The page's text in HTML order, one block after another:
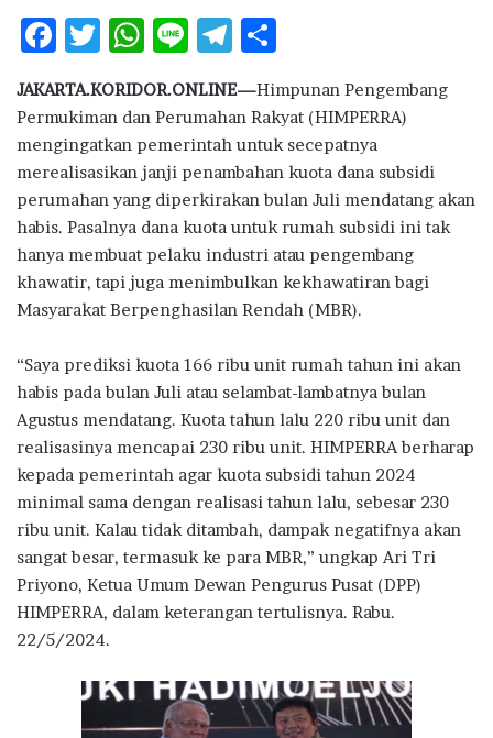
F
e
b
o
o
k
T
it
te
r
W
at
s
A
p
p
Li
e
T
e
g
ra
m
ar
e
JAKARTA.KORIDOR.ONLINE—Himpunan Pengembang
Permukiman dan Perumahan Rakyat (HIMPERRA)
mengingatkan pemerintah untuk secepatnya
merealisasikan janji penambahan kuota dana subsidi
perumahan yang diperkirakan bulan Juli mendatang akan
habis. Pasalnya dana kuota untuk rumah subsidi ini tak
hanya membuat pelaku industri atau pengembang
khawatir, tapi juga menimbulkan kekhawatiran bagi
Masyarakat Berpenghasilan Rendah (MBR).
“Saya prediksi kuota 166 ribu unit rumah tahun ini akan
habis pada bulan Juli atau selambat-lambatnya bulan
Agustus mendatang. Kuota tahun lalu 220 ribu unit dan
realisasinya mencapai 230 ribu unit. HIMPERRA berharap
kepada pemerintah agar kuota subsidi tahun 2024
minimal sama dengan realisasi tahun lalu, sebesar 230
ribu unit. Kalau tidak ditambah, dampak negatifnya akan
sangat besar, termasuk ke para MBR,” ungkap Ari Tri
Priyono, Ketua Umum Dewan Pengurus Pusat (DPP)
HIMPERRA, dalam keterangan tertulisnya. Rabu.
22/5/2024.